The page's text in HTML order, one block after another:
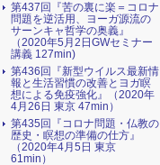
第437回『苦の裏に楽＝コロナ
問題を逆活用、ヨーガ源流の
サーンキャ哲学の奥義』
（2020年5月2日GWセミナー
講義 127min)
第436回『新型ウイルス最新情
報と生活習慣の改善とヨガ瞑
想による免疫強化』（2020年
4月26日 東京 47min）
第435回『コロナ問題・仏教の
歴史・瞑想の準備の仕方』
（2020年4月5日 東京
61min）